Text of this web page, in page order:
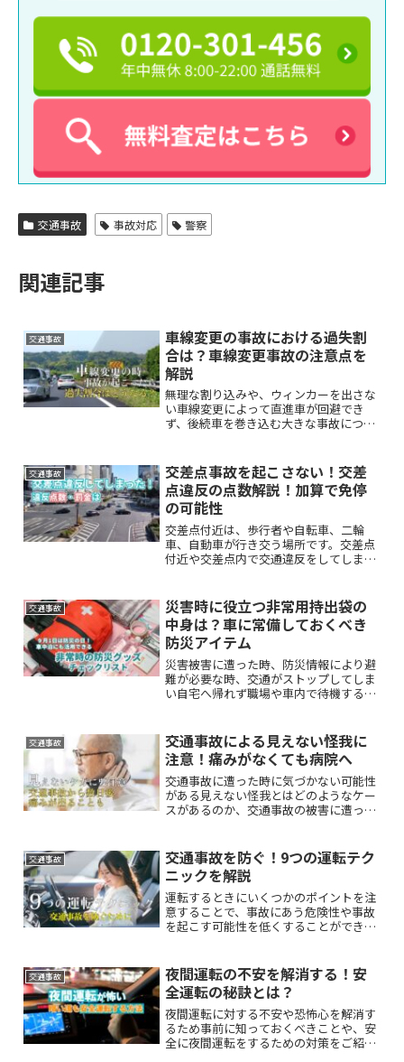
交通事故 事故対応 警察
関連記事
交通事故
車線変更の事故における過失割
合は？車線変更事故の注意点を
解説
無理な割り込みや、ウィンカーを出さな
い車線変更によって直進車が回避でき
ず、後続車を巻き込む大きな事故につな
線変更を行った車と直進車、双方の過失
割合はどのようにして決まるのか、ご存
じでしょうか。
交通事故
交差点事故を起こさない！交差
点違反の点数解説！加算で免停
の可能性
交差点付近は、歩行者や自転車、二輪
車、自動車が行き交う場所です。交差点
付近や交差点内で交通違反をしてしまっ
合わせてくわしく解説します。
交通事故
災害時に役立つ非常用持出袋の
中身は？車に常備しておくべき
防災アイテム
災害被害に遭った時、防災情報により避
難が必要な時、交通がストップしてしま
い自宅へ帰れず職場や車内で待機する必
詳しくご紹介します。
交通事故
交通事故による見えない怪我に
注意！痛みがなくても病院へ
交通事故に遭った時に気づかない可能性
がある見えない怪我とはどのようなケー
スがあるのか、交通事故の被害に遭った
交通事故
交通事故を防ぐ！9つの運転テク
ニックを解説
運転するときにいくつかのポイントを注
意することで、事故にあう危険性や事故
を起こす可能性を低くすることができま
す。
交通事故
夜間運転の不安を解消する！安
全運転の秘訣とは？
夜間運転に対する不安や恐怖心を解消す
るため事前に知っておくべきことや、安
全に夜間運転をするための対策をご紹介